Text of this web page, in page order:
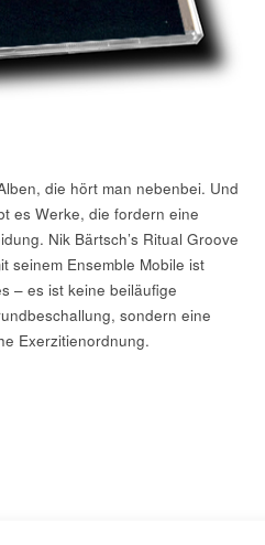
die hört man nebenbei. Und
es Werke, die fordern eine
Nik Bärtsch’s Ritual Groove
seinem Ensemble Mobile ist
– es ist keine beiläufige
sondern eine
Exerzitienordnung.